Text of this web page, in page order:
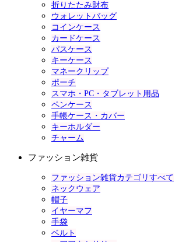
折りたたみ財布
ウォレットバッグ
コインケース
カードケース
パスケース
キーケース
マネークリップ
ポーチ
スマホ・PC・タブレット用品
ペンケース
手帳ケース・カバー
キーホルダー
チャーム
ファッション雑貨
ファッション雑貨カテゴリすべて
ネックウェア
帽子
イヤーマフ
手袋
ベルト